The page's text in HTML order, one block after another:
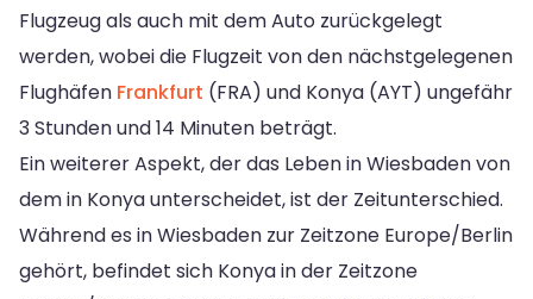
Flugzeug als auch mit dem Auto zurückgelegt
werden, wobei die Flugzeit von den nächstgelegenen
Flughäfen Frankfurt (FRA) und Konya (AYT) ungefähr
3 Stunden und 14 Minuten beträgt.
Ein weiterer Aspekt, der das Leben in Wiesbaden von
dem in Konya unterscheidet, ist der Zeitunterschied.
Während es in Wiesbaden zur Zeitzone Europe/Berlin
gehört, befindet sich Konya in der Zeitzone